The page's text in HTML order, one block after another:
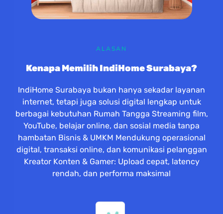
ALASAN
Kenapa Memilih IndiHome Surabaya?
IndiHome Surabaya bukan hanya sekadar layanan
internet, tetapi juga solusi digital lengkap untuk
berbagai kebutuhan Rumah Tangga Streaming film,
YouTube, belajar online, dan sosial media tanpa
hambatan Bisnis & UMKM Mendukung operasional
digital, transaksi online, dan komunikasi pelanggan
Kreator Konten & Gamer: Upload cepat, latency
rendah, dan performa maksimal